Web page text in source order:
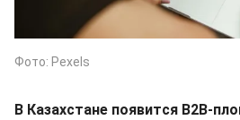
Фото: Pexels
В Казахстане появится B2B-